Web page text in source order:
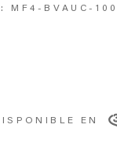
: MF4-BVAUC-
EN